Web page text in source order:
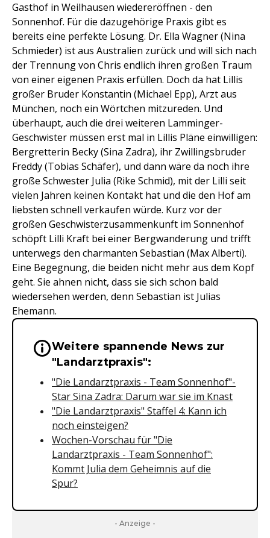
Gasthof in Weilhausen wiedereröffnen - den
Sonnenhof. Für die dazugehörige Praxis gibt es
bereits eine perfekte Lösung. Dr. Ella Wagner (Nina
Schmieder) ist aus Australien zurück und will sich nach
der Trennung von Chris endlich ihren großen Traum
von einer eigenen Praxis erfüllen. Doch da hat Lillis
großer Bruder Konstantin (Michael Epp), Arzt aus
München, noch ein Wörtchen mitzureden. Und
überhaupt, auch die drei weiteren Lamminger-
Geschwister müssen erst mal in Lillis Pläne einwilligen:
Bergretterin Becky (Sina Zadra), ihr Zwillingsbruder
Freddy (Tobias Schäfer), und dann wäre da noch ihre
große Schwester Julia (Rike Schmid), mit der Lilli seit
vielen Jahren keinen Kontakt hat und die den Hof am
liebsten schnell verkaufen würde. Kurz vor der
großen Geschwisterzusammenkunft im Sonnenhof
schöpft Lilli Kraft bei einer Bergwanderung und trifft
unterwegs den charmanten Sebastian (Max Alberti).
Eine Begegnung, die beiden nicht mehr aus dem Kopf
geht. Sie ahnen nicht, dass sie sich schon bald
wiedersehen werden, denn Sebastian ist Julias
Ehemann.
Wichtige Hinweise &
Weitere spannende News zur
"Landarztpraxis":
"Die Landarztpraxis - Team Sonnenhof"-
Star Sina Zadra: Darum war sie im Knast
"Die Landarztpraxis" Staffel 4: Kann ich
noch einsteigen?
Wochen-Vorschau für "Die
Landarztpraxis - Team Sonnenhof":
Kommt Julia dem Geheimnis auf die
Spur?
- Anzeige -